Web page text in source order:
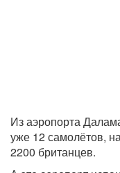
Из аэропорта
уже 12 самолётов,
2200 британцев.